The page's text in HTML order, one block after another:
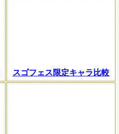
スゴフェス限定キャラ比較